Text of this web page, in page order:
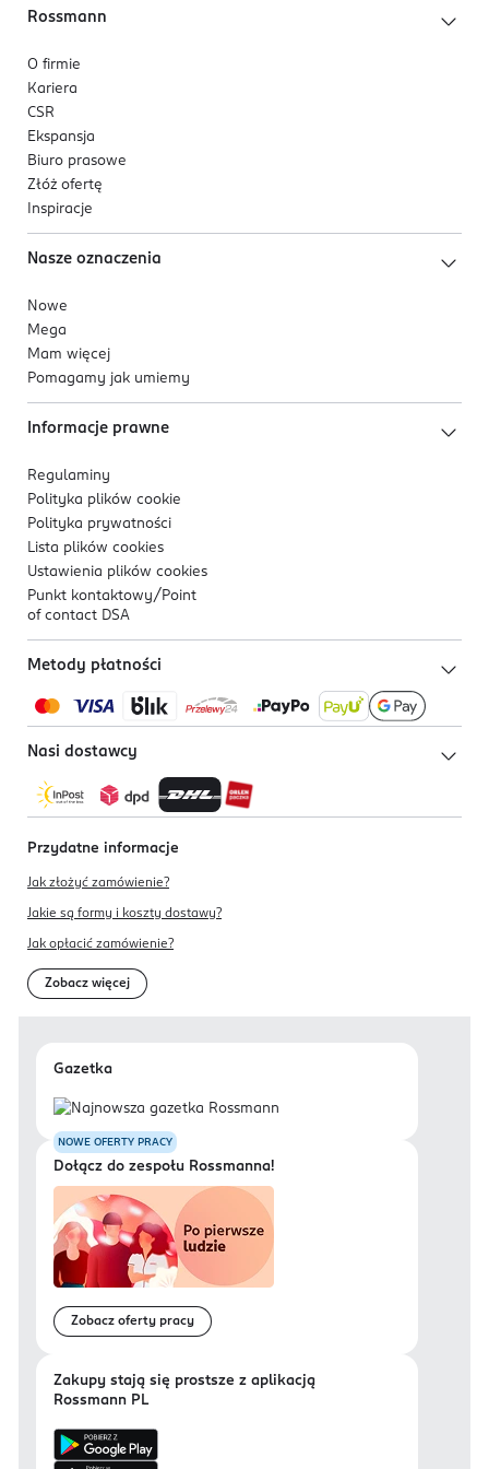
Rossmann
O firmie
Kariera
CSR
Ekspansja
Biuro prasowe
Złóż ofertę
Inspiracje
Nasze oznaczenia
Nowe
Mega
Mam więcej
Pomagamy jak umiemy
Informacje prawne
Regulaminy
Polityka plików cookie
Polityka prywatności
Lista plików cookies
Ustawienia plików cookies
Punkt kontaktowy/ Point
of contact DSA
Metody płatności
Nasi dostawcy
Przydatne informacje
Jak złożyć zamówienie?
Jakie są formy i koszty dostawy?
Jak opłacić zamówienie?
Zobacz więcej
Gazetka
NOWE OFERTY PRACY
Dołącz do zespołu Rossmanna!
Zobacz oferty pracy
Zakupy stają się prostsze z aplikacją
Rossmann PL